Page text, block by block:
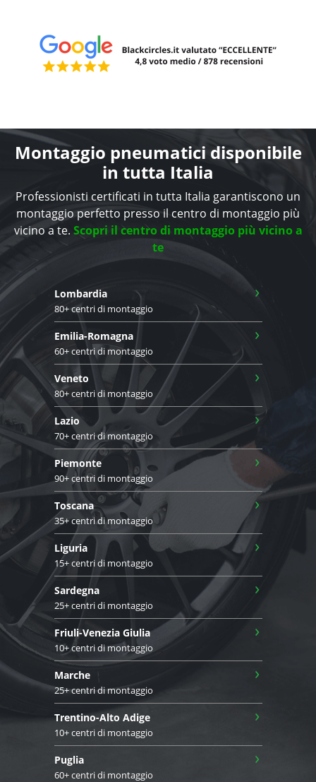
Montaggio pneumatici disponibile
in tutta Italia
Professionisti certificati in tutta Italia garantiscono un
montaggio perfetto presso il centro di montaggio più
vicino a te. Scopri il centro di montaggio più vicino a
te
Lombardia
80+ centri di montaggio
›
Emilia-Romagna
60+ centri di montaggio
›
Veneto
80+ centri di montaggio
›
Lazio
70+ centri di montaggio
›
Piemonte
90+ centri di montaggio
›
Toscana
35+ centri di montaggio
›
Liguria
15+ centri di montaggio
›
Sardegna
25+ centri di montaggio
›
Friuli-Venezia Giulia
10+ centri di montaggio
›
Marche
25+ centri di montaggio
›
Trentino-Alto Adige
10+ centri di montaggio
›
Puglia
60+ centri di montaggio
›